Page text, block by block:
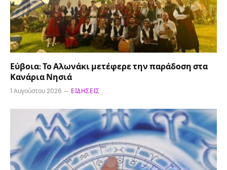
Εύβοια: Το Αλωνάκι μετέφερε την παράδοση στα
Κανάρια Νησιά
1 Αυγούστου 2026 ΕΙΔΉΣΕΙΣ